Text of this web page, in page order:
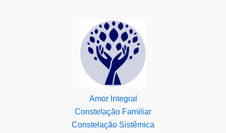
Amor Integral
Constelação Familiar
Constelação Sistêmica